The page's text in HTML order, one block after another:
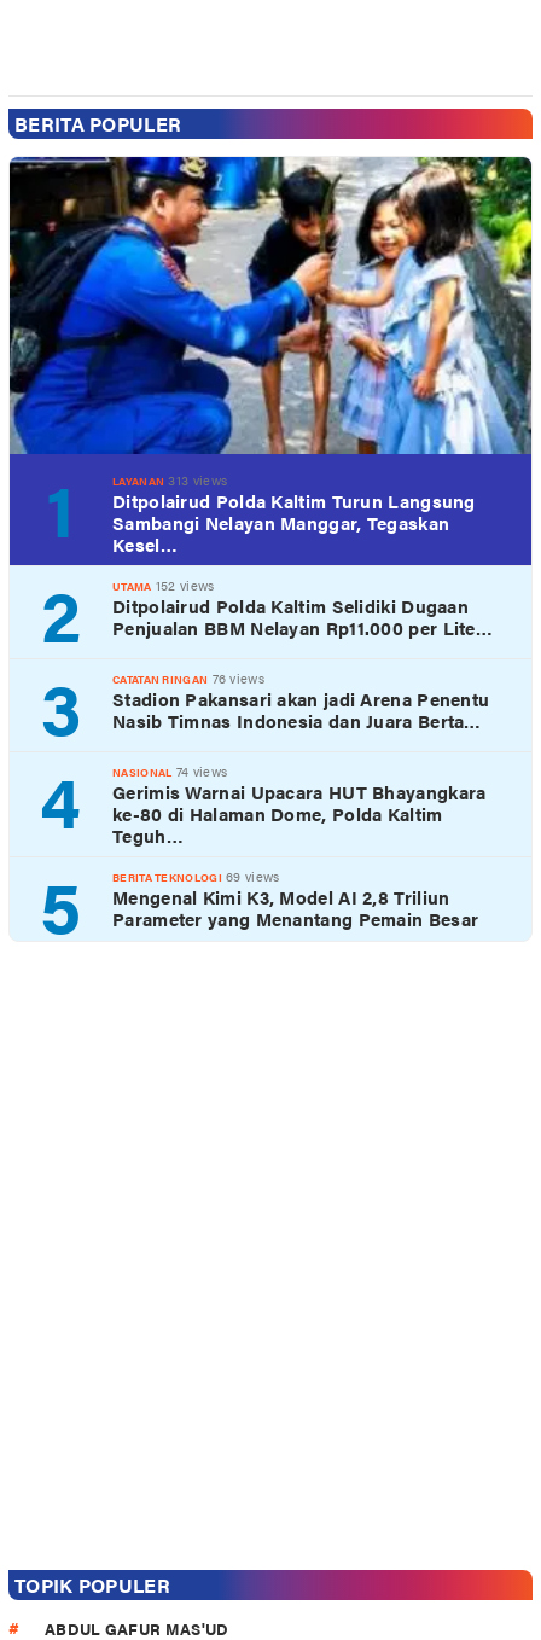
BERITA POPULER
1 LAYANAN 313 views
Ditpolairud Polda Kaltim Turun Langsung
Sambangi Nelayan Manggar, Tegaskan
Kesel…
2 UTAMA 152 views
Ditpolairud Polda Kaltim Selidiki Dugaan
Penjualan BBM Nelayan Rp11.000 per Lite…
3 CATATAN RINGAN 76 views
Stadion Pakansari akan jadi Arena Penentu
Nasib Timnas Indonesia dan Juara Berta…
4 NASIONAL 74 views
Gerimis Warnai Upacara HUT Bhayangkara
ke-80 di Halaman Dome, Polda Kaltim
Teguh…
5 BERITA TEKNOLOGI 69 views
Mengenal Kimi K3, Model AI 2,8 Triliun
Parameter yang Menantang Pemain Besar
TOPIK POPULER
ABDUL GAFUR MAS'UD